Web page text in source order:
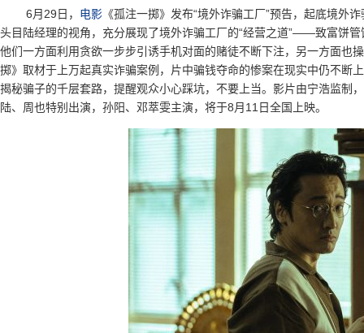
6月29日， 电影 《孤注一掷》发布“境外诈骗工厂”预告，起底境外
头目陆经理的视角，充分展现了境外诈骗工厂的“经营之道”——致富饼
他们一方面利用贪欲一步步引诱手机对面的赌徒不断下注，另一方面也
掷》取材于上万起真实诈骗案例，片中骗钱夺命的惨案在现实中仍不断
揭秘骗子的千层套路，提醒观众小心踩坑，不要上当。影片由宁浩监制
陆、周也特别出演，孙阳、邓萃雯主演，将于8月11日全国上映。